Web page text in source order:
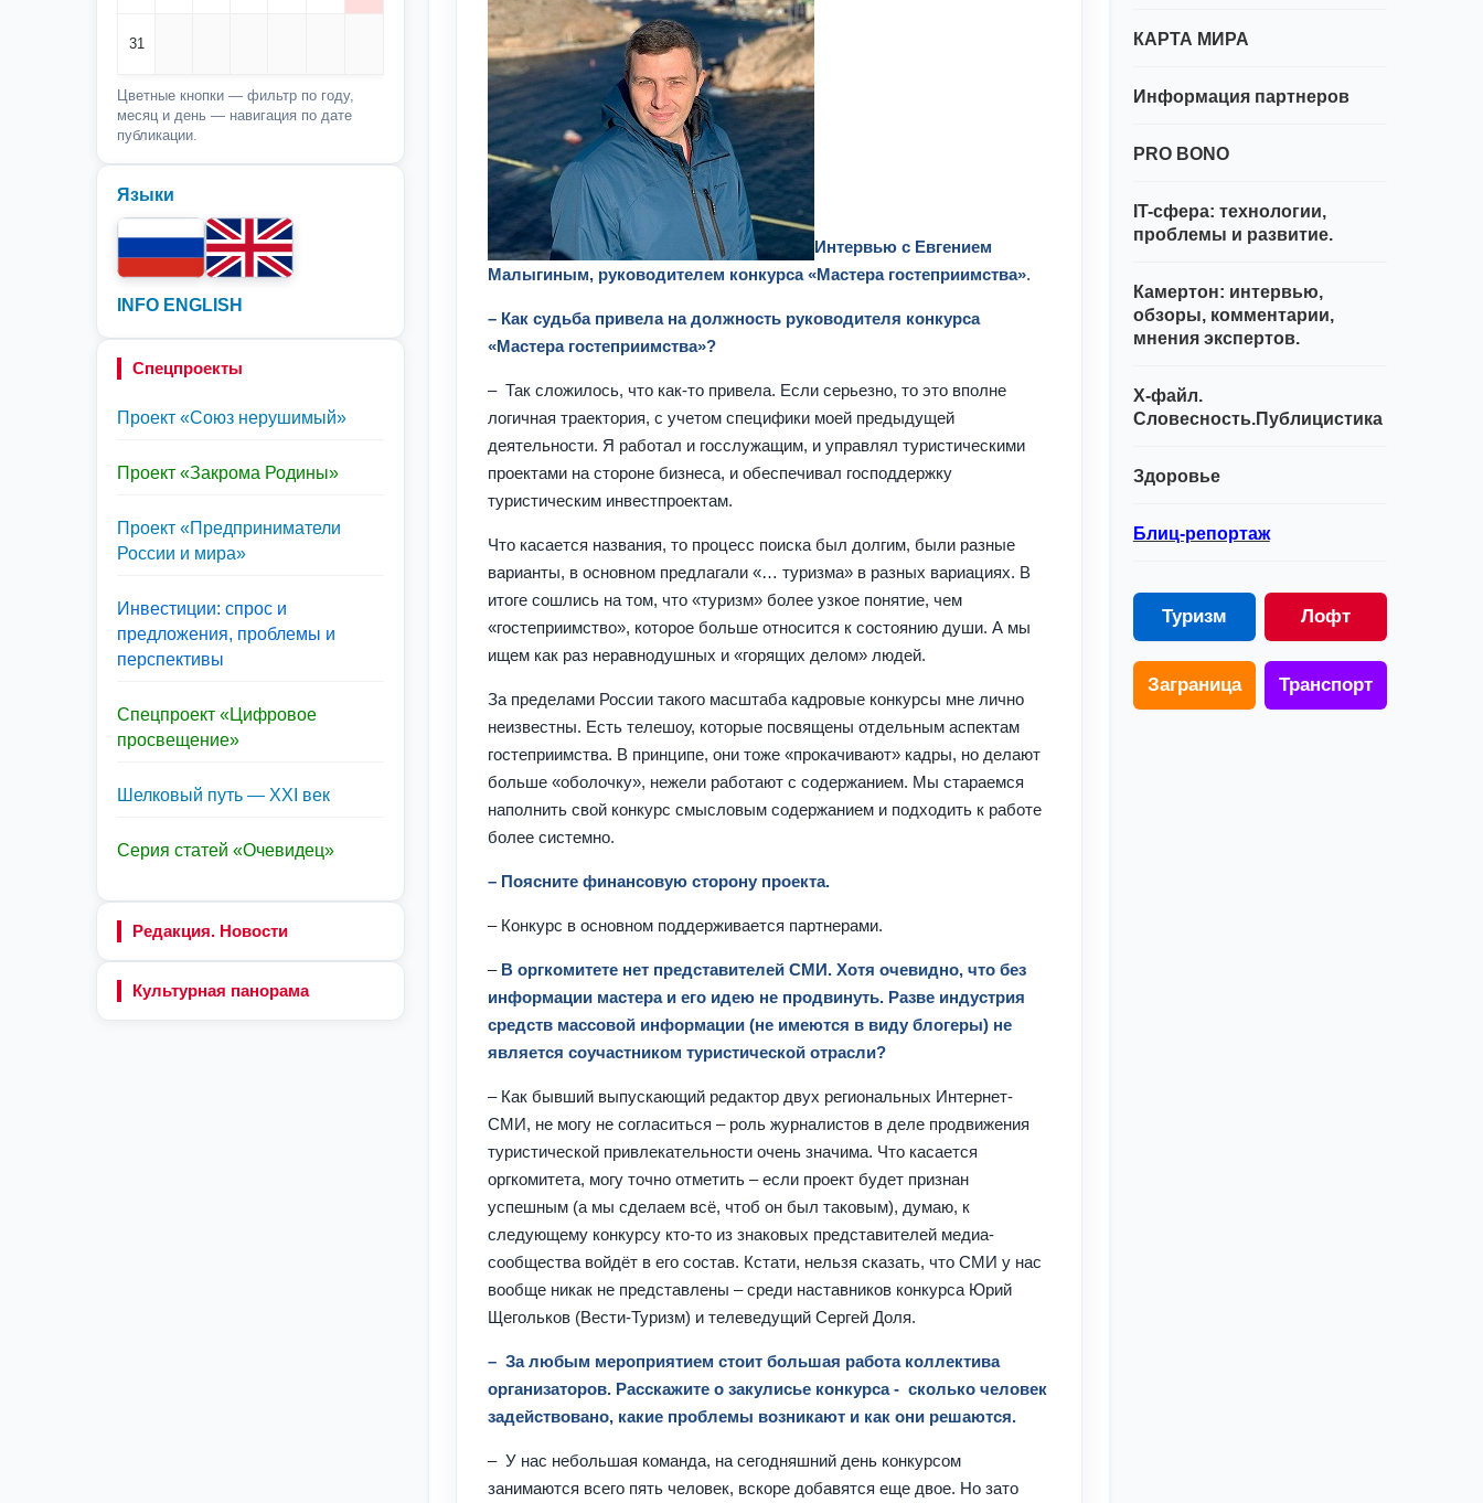
31
Цветные кнопки — фильтр по году,
месяц и день — навигация по дате
публикации.
Языки
INFO ENGLISH
Спецпроекты
Проект «Союз нерушимый»
Проект «Закрома Родины»
Проект «Предприниматели
России и мира»
Инвестиции: спрос и
предложения, проблемы и
перспективы
Спецпроект «Цифровое
просвещение»
Шелковый путь — XXI век
Серия статей «Очевидец»
Редакция. Новости
Культурная панорама
Интервью с Евгением
Малыгиным, руководителем конкурса «Мастера гостеприимства».
– Как судьба привела на должность руководителя конкурса
«Мастера гостеприимства»?
– Так сложилось, что как-то привела. Если серьезно, то это вполне
логичная траектория, с учетом специфики моей предыдущей
деятельности. Я работал и госслужащим, и управлял туристическими
проектами на стороне бизнеса, и обеспечивал господдержку
туристическим инвестпроектам.
Что касается названия, то процесс поиска был долгим, были разные
варианты, в основном предлагали «… туризма» в разных вариациях. В
итоге сошлись на том, что «туризм» более узкое понятие, чем
«гостеприимство», которое больше относится к состоянию души. А мы
ищем как раз неравнодушных и «горящих делом» людей.
За пределами России такого масштаба кадровые конкурсы мне лично
неизвестны. Есть телешоу, которые посвящены отдельным аспектам
гостеприимства. В принципе, они тоже «прокачивают» кадры, но делают
больше «оболочку», нежели работают с содержанием. Мы стараемся
наполнить свой конкурс смысловым содержанием и подходить к работе
более системно.
– Поясните финансовую сторону проекта.
– Конкурс в основном поддерживается партнерами.
–В оргкомитете нет представителей СМИ. Хотя очевидно, что без
информации мастера и его идею не продвинуть. Разве индустрия
средств массовой информации (не имеются в виду блогеры) не
является соучастником туристической отрасли?
– Как бывший выпускающий редактор двух региональных Интернет-
СМИ, не могу не согласиться – роль журналистов в деле продвижения
туристической привлекательности очень значима. Что касается
оргкомитета, могу точно отметить – если проект будет признан
успешным (а мы сделаем всё, чтоб он был таковым), думаю, к
следующему конкурсу кто-то из знаковых представителей медиа-
сообщества войдёт в его состав. Кстати, нельзя сказать, что СМИ у нас
вообще никак не представлены – среди наставников конкурса Юрий
Щегольков (Вести-Туризм) и телеведущий Сергей Доля.
– За любым мероприятием стоит большая работа коллектива
организаторов. Расскажите о закулисье конкурса - сколько человек
задействовано, какие проблемы возникают и как они решаются.
– У нас небольшая команда, на сегодняшний день конкурсом
занимаются всего пять человек, вскоре добавятся еще двое. Но зато
КАРТА МИРА
Информация партнеров
PRO BONO
IT-сфера: технологии,
проблемы и развитие.
Камертон: интервью,
обзоры, комментарии,
мнения экспертов.
Х-файл.
Словесность.Публицистика
Здоровье
Блиц-репортаж
Туризм Лофт
Заграница Транспорт